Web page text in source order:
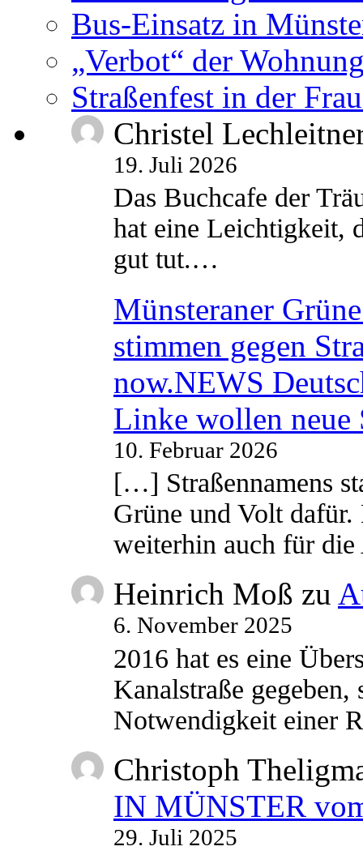
Bus-Einsatz in
„Verbot“ der
Straßenfest in der
Christel
19. Juli 2026
Das Buchcafe der
hat eine Leichtigkeit,
gut tut.…
Münsteraner
stimmen gegen
now.NEWS
Linke wollen neue
10. Februar 2026
[…] Straßennamens
Grüne und Volt
weiterhin auch für
Heinrich Moß zu
6. November 2025
2016 hat es eine
Kanalstraße
Notwendigkeit einer
Christoph
IN MÜNSTER
29. Juli 2025